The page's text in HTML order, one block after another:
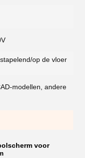
op de vloer
modellen, andere
voor